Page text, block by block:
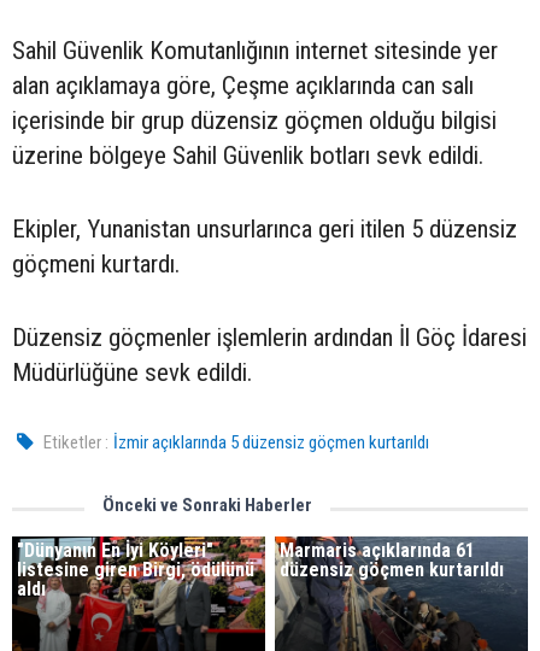
Sahil Güvenlik Komutanlığının internet sitesinde yer
alan açıklamaya göre, Çeşme açıklarında can salı
içerisinde bir grup düzensiz göçmen olduğu bilgisi
üzerine bölgeye Sahil Güvenlik botları sevk edildi.
Ekipler, Yunanistan unsurlarınca geri itilen 5 düzensiz
göçmeni kurtardı.
Düzensiz göçmenler işlemlerin ardından İl Göç İdaresi
Müdürlüğüne sevk edildi.
Etiketler : İzmir açıklarında 5 düzensiz göçmen kurtarıldı
Önceki ve Sonraki Haberler
"Dünyanın En İyi Köyleri"
listesine giren Birgi, ödülünü
aldı
Marmaris açıklarında 61
düzensiz göçmen kurtarıldı